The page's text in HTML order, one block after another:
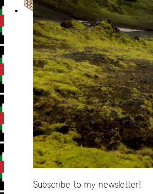
Subscribe to my newsletter!